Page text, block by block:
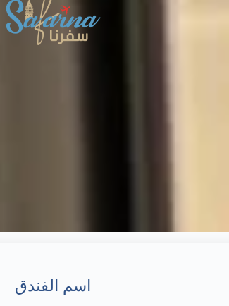
اسم الفندق